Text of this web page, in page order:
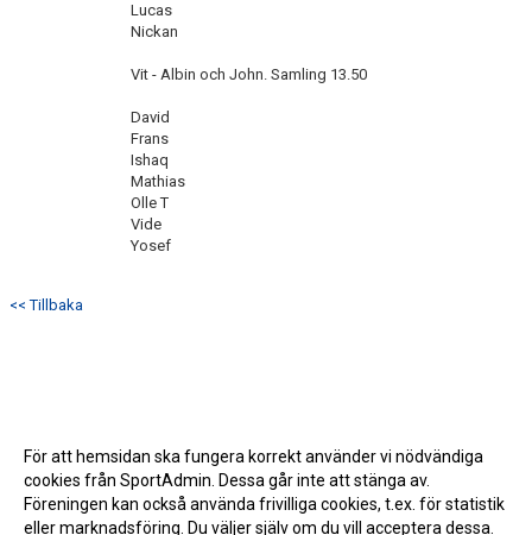
Lucas
Nickan
Vit - Albin och John. Samling 13.50
David
Frans
Ishaq
Mathias
Olle T
Vide
Yosef
<< Tillbaka
För att hemsidan ska fungera korrekt använder vi nödvändiga
cookies från SportAdmin. Dessa går inte att stänga av.
Föreningen kan också använda frivilliga cookies, t.ex. för statistik
eller marknadsföring. Du väljer själv om du vill acceptera dessa.